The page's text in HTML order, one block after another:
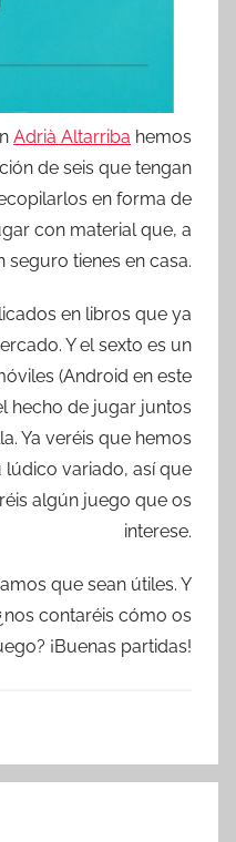
Adrià Altarriba hemos
de seis que tengan
en forma de
con material que, a
seguro tienes en casa.
en libros que ya
Y el sexto es un
(Android en este
hecho de jugar juntos
Ya veréis que hemos
variado, así que
algún juego que os
interese.
que sean útiles. Y
contaréis cómo os
¡Buenas partidas!